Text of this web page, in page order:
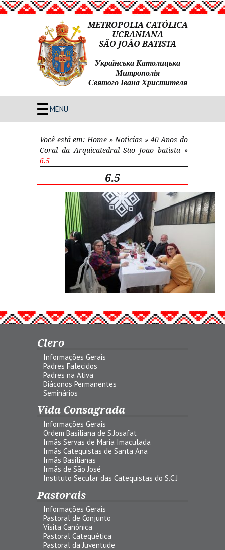
METROPOLIA CATÓLICA
UCRANIANA
SÃO JOÃO BATISTA
Українська Католицька
Митрополія
Святого Івана Христителя
MENU
Você está em: Home » Noticias » 40 Anos do
Coral da Arquicatedral São João batista »
6.5
6.5
Clero
Informações Gerais
Padres Falecidos
Padres na Ativa
Diáconos Permanentes
Seminários
Vida Consagrada
Informações Gerais
Ordem Basiliana de S.Josafat
Irmãs Servas de Maria Imaculada
Irmãs Catequistas de Santa Ana
Irmãs Basilianas
Irmãs de São José
Instituto Secular das Catequistas do S.C.J
Pastorais
Informações Gerais
Pastoral de Conjunto
Visita Canônica
Pastoral Catequética
Pastoral da Juventude